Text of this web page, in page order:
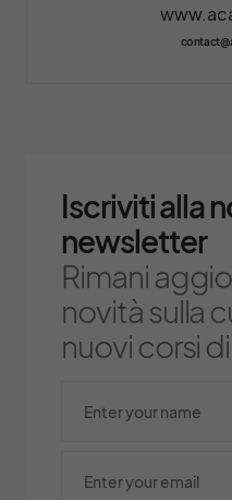
Iscriviti alla
newsletter
Rimani
novità sulla
nuovi corsi